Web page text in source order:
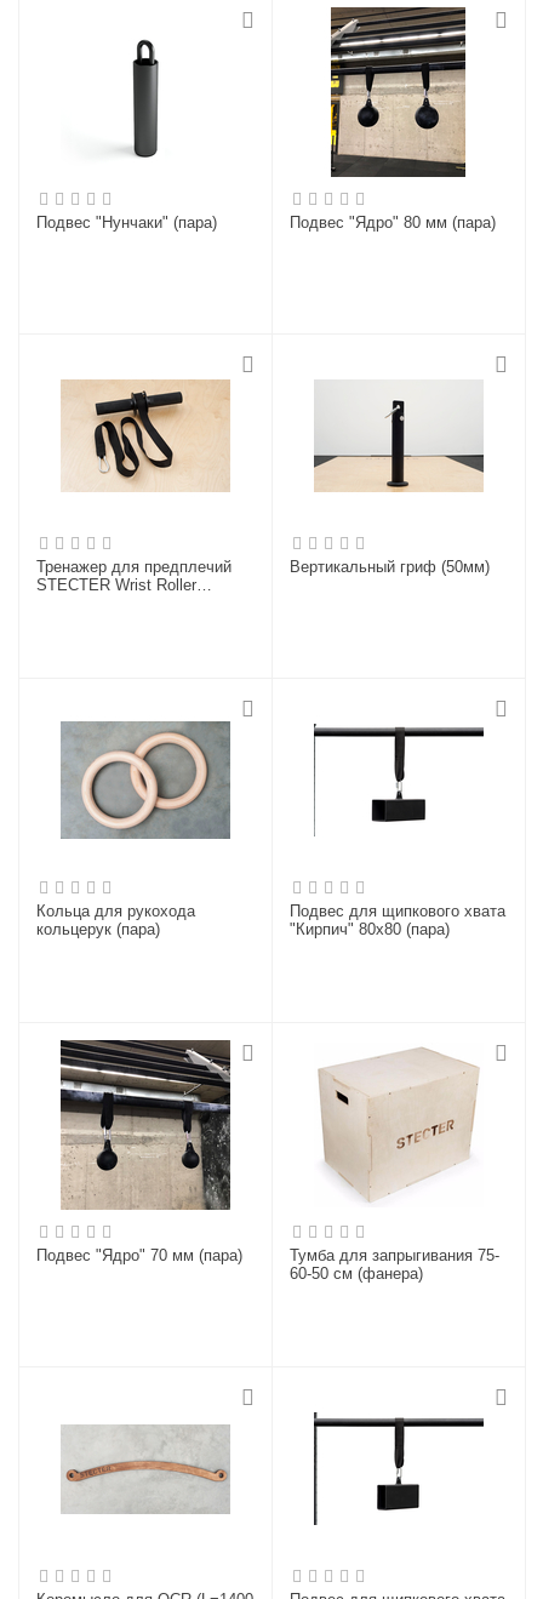
Подвес "Нунчаки" (пара) Подвес "Ядро" 80 мм (пара)
Тренажер для предплечий
STECTER Wrist Roller
Вертикальный гриф (50мм)
Кольца для рукохода
кольцерук (пара)
Подвес для щипкового хвата
"Кирпич" 80х80 (пара)
Подвес "Ядро" 70 мм (пара)
Тумба для запрыгивания 75-
60-50 см (фанера)